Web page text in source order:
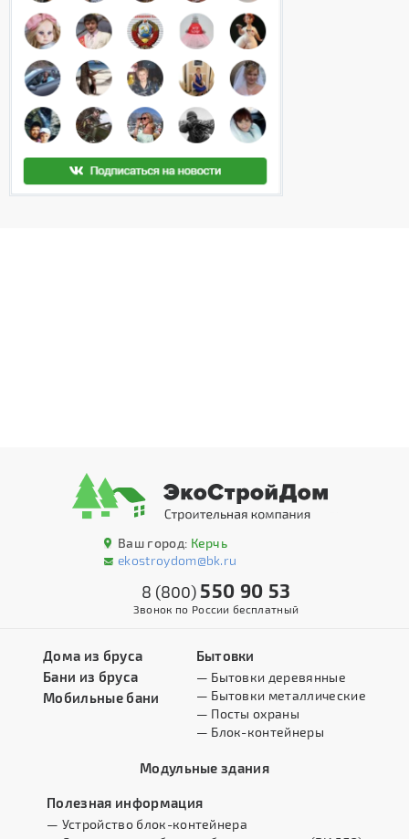
Ваш город: Керчь
ekostroydom@bk.ru
8 (800) 550 90 53
Звонок по России бесплатный
Дома из бруса
Бани из бруса
Мобильные бани
Бытовки
— Бытовки деревянные
— Бытовки металлические
— Посты охраны
— Блок-контейнеры
Модульные здания
Полезная информация
— Устройство блок-контейнера